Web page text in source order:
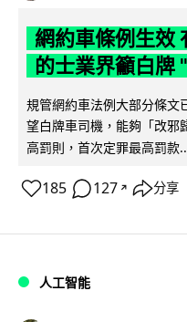
網約車條例生效
的士業界籲白牌
規管網約車法例大部分條文
望白牌車司機，能夠「改邪
高罰則，首次定罪最高罰款
185 127 ↗ 分享
人工智能